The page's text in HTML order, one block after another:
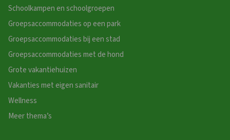
Schoolkampen en schoolgroepen
Groepsaccommodaties op een park
Groepsaccommodaties bij een stad
Groepsaccommodaties met de hond
Grote vakantiehuizen
Vakanties met eigen sanitair
Wellness
Meer thema’s